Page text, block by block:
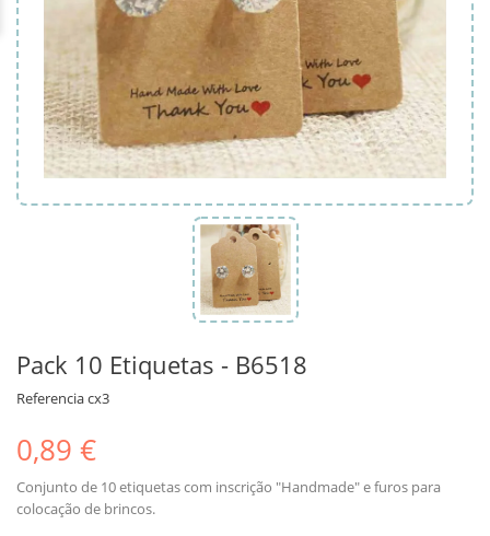
Pack 10 Etiquetas - B6518
Referenciacx3
0,89 €
Conjunto de 10 etiquetas com inscrição "Handmade" e furos para
colocação de brincos.